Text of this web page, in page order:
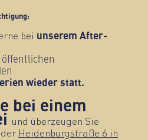
bei unserem After-
öffentlichen
wieder statt.
bei einem
und überzeugen Sie
der Heidenburgstraße 6 in